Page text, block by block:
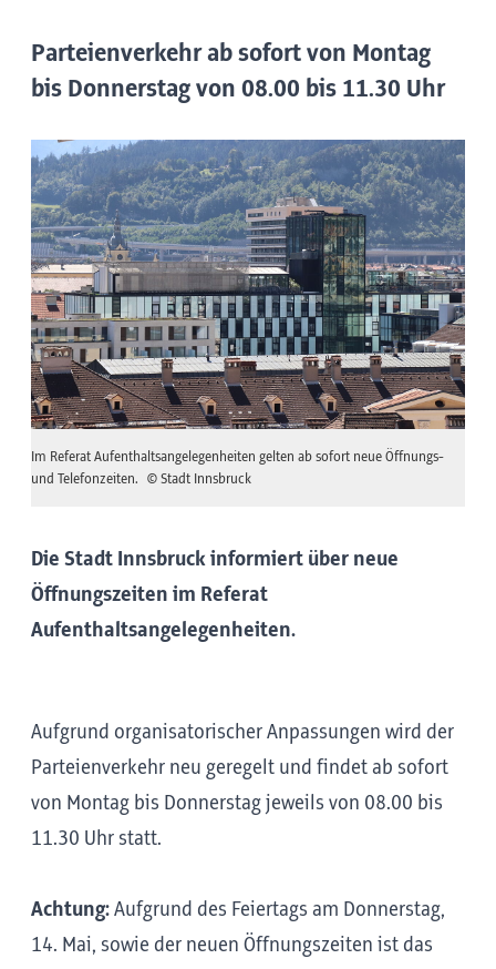
Parteienverkehr ab sofort von Montag
bis Donnerstag von 08.00 bis 11.30 Uhr
Im Referat Aufenthaltsangelegenheiten gelten ab sofort neue Öffnungs-
und Telefonzeiten.
© Stadt Innsbruck
Die Stadt Innsbruck informiert über neue
Öffnungszeiten im Referat
Aufenthaltsangelegenheiten.
Aufgrund organisatorischer Anpassungen wird der
Parteienverkehr neu geregelt und findet ab sofort
von Montag bis Donnerstag jeweils von 08.00 bis
11.30 Uhr statt.
Achtung: Aufgrund des Feiertags am Donnerstag,
14. Mai, sowie der neuen Öffnungszeiten ist das